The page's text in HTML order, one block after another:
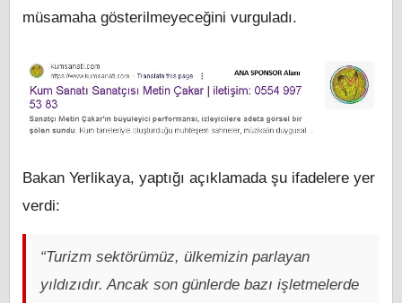
müsamaha gösterilmeyeceğini vurguladı.
Bakan Yerlikaya, yaptığı açıklamada şu ifadelere yer
verdi:
“Turizm sektörümüz, ülkemizin parlayan
yıldızıdır. Ancak son günlerde bazı işletmelerde